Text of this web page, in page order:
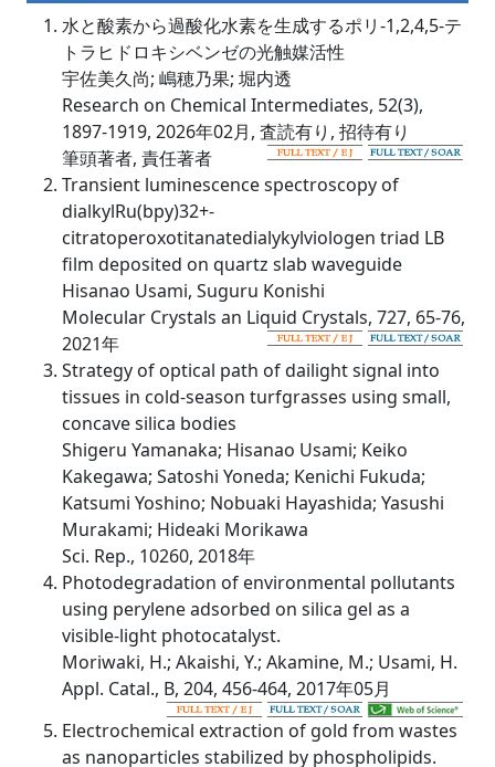
水と酸素から過酸化水素を生成するポリ-1,2,4,5-テ
トラヒドロキシベンゼの光触媒活性
宇佐美久尚; 嶋穂乃果; 堀内透
Research on Chemical Intermediates, 52(3),
1897-1919, 2026年02月, 査読有り, 招待有り
筆頭著者, 責任著者
Transient luminescence spectroscopy of
dialkylRu(bpy)32+-
citratoperoxotitanatedialykylviologen triad LB
film deposited on quartz slab waveguide
Hisanao Usami, Suguru Konishi
Molecular Crystals an Liquid Crystals, 727, 65-76,
2021年
Strategy of optical path of dailight signal into
tissues in cold-season turfgrasses using small,
concave silica bodies
Shigeru Yamanaka; Hisanao Usami; Keiko
Kakegawa; Satoshi Yoneda; Kenichi Fukuda;
Katsumi Yoshino; Nobuaki Hayashida; Yasushi
Murakami; Hideaki Morikawa
Sci. Rep., 10260, 2018年
Photodegradation of environmental pollutants
using perylene adsorbed on silica gel as a
visible-light photocatalyst.
Moriwaki, H.; Akaishi, Y.; Akamine, M.; Usami, H.
Appl. Catal., B, 204, 456-464, 2017年05月
Electrochemical extraction of gold from wastes
as nanoparticles stabilized by phospholipids.